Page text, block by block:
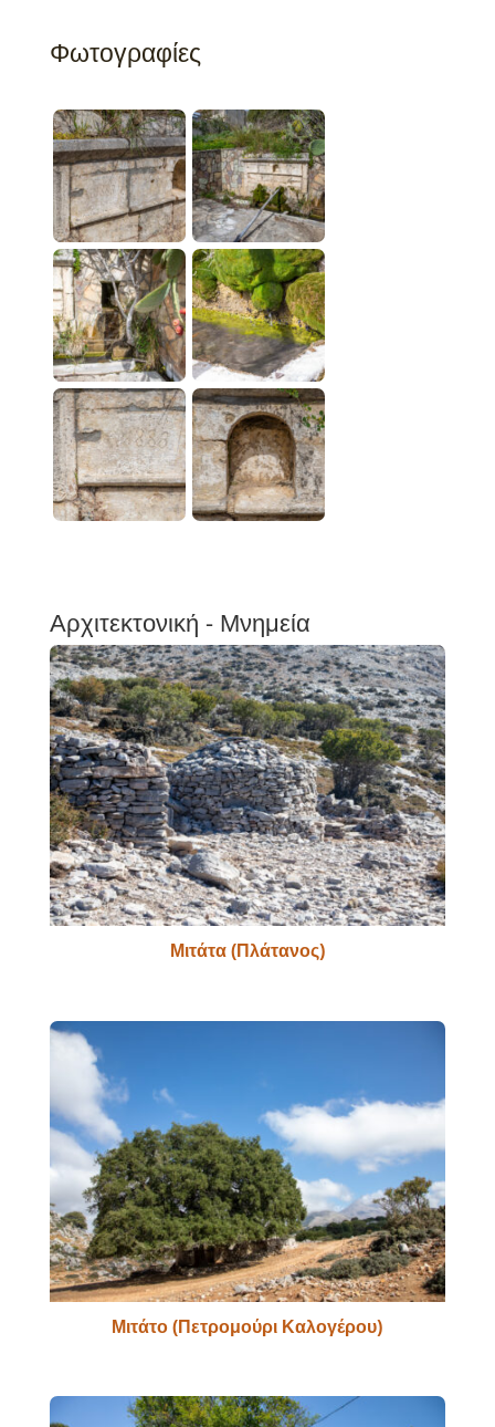
Φωτογραφίες
Αρχιτεκτονική - Μνημεία
Μιτάτα (Πλάτανος)
Μιτάτο (Πετρομούρι Καλογέρου)